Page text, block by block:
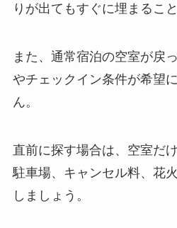
りが出てもすぐに埋まるこ
また、通常宿泊の空室が戻
やチェックイン条件が希望
ん。
直前に探す場合は、空室だ
駐車場、キャンセル料、花
しましょう。